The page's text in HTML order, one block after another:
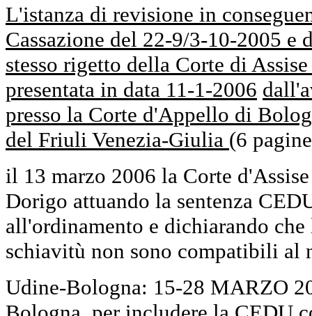
L'istanza di revisione in
Cassazione del 22-9/3-10-2005
stesso rigetto della Corte di
presentata in data 11-1-2006
presso la Corte d'Appello di
del Friuli Venezia-Giulia (6
il 13 marzo 2006 la Corte
Dorigo attuando la sentenza
all'ordinamento e dichiarando
schiavitù non sono compatibili al
Udine-Bologna: 15-28 MARZO